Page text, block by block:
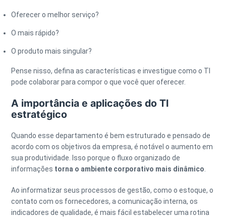
Oferecer o melhor serviço?
O mais rápido?
O produto mais singular?
Pense nisso, defina as características e investigue como o TI
pode colaborar para compor o que você quer oferecer.
A importância e aplicações do TI
estratégico
Quando esse departamento é bem estruturado e pensado de
acordo com os objetivos da empresa, é notável o aumento em
sua produtividade. Isso porque o fluxo organizado de
informações torna o ambiente corporativo mais dinâmico.
Ao informatizar seus processos de gestão, como o estoque, o
contato com os fornecedores, a comunicação interna, os
indicadores de qualidade, é mais fácil estabelecer uma rotina